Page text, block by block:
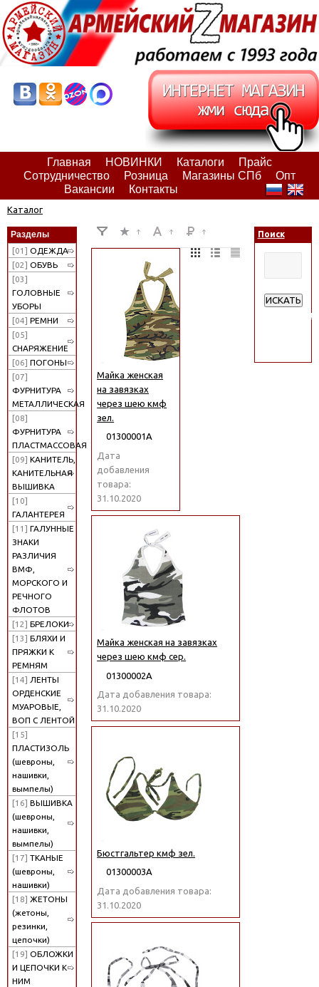
Главная НОВИНКИ Каталоги
Прайс
Сотрудничество
Розница Магазины СПб
Опт
Вакансии
Контакты
Каталог
Разделы
[01] ОДЕЖДА
[02] ОБУВЬ
[03]
ГОЛОВНЫЕ
УБОРЫ
[04] РЕМНИ
[05]
СНАРЯЖЕНИЕ
[06] ПОГОНЫ
[07]
ФУРНИТУРА
МЕТАЛЛИЧЕСКАЯ
[08]
ФУРНИТУРА
ПЛАСТМАССОВАЯ
[09] КАНИТЕЛЬ,
КАНИТЕЛЬНАЯ
ВЫШИВКА
[10]
ГАЛАНТЕРЕЯ
[11] ГАЛУННЫЕ
ЗНАКИ
РАЗЛИЧИЯ
ВМФ,
МОРСКОГО И
РЕЧНОГО
ФЛОТОВ
[12] БРЕЛОКИ
[13] БЛЯХИ И
ПРЯЖКИ К
РЕМНЯМ
[14] ЛЕНТЫ
ОРДЕНСКИЕ
МУАРОВЫЕ,
ВОП С ЛЕНТОЙ
[15]
ПЛАСТИЗОЛЬ
(шевроны,
нашивки,
вымпелы)
[16] ВЫШИВКА
(шевроны,
нашивки,
вымпелы)
[17] ТКАНЫЕ
(шевроны,
нашивки)
[18] ЖЕТОНЫ
(жетоны,
резинки,
цепочки)
[19] ОБЛОЖКИ
И ЦЕПОЧКИ К
НИМ
Майка женская
на завязках
через шею кмф
зел.
01300001А
Дата
добавления
товара:
31.10.2020
Майка женская на завязках
через шею кмф сер.
01300002А
Дата добавления товара:
31.10.2020
Бюстгальтер кмф зел.
01300003А
Дата добавления товара:
31.10.2020
Поиск
ИСКАТЬ